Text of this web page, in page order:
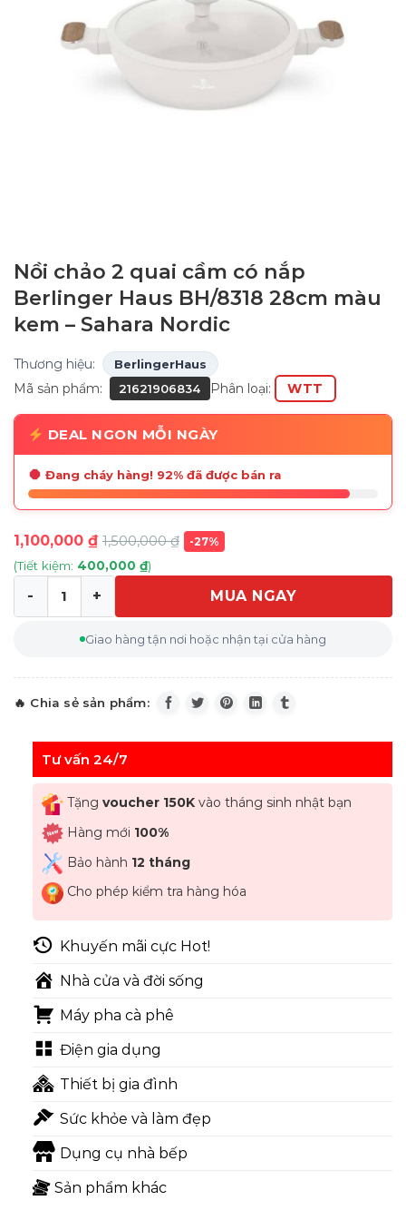
Nồi chảo 2 quai cầm có nắp
Berlinger Haus BH/8318 28cm màu
kem – Sahara Nordic
Thương hiệu: BerlingerHaus
Mã sản phẩm: 21621906834 Phân loại: WTT
DEAL NGON MỖI NGÀY
Đang cháy hàng! 92% đã được bán ra
1,100,000 ₫ 1,500,000₫ -27%
(Tiết kiệm: 400,000 ₫)
Nồi chảo 2 quai cầm có nắp Berlinger Haus BH/8318
MUA NGAY
Giao hàng tận nơi hoặc nhận tại cửa hàng
Tư vấn 24/7
Tặng voucher 150Kvào tháng sinh nhật bạn
Hàng mới 100%
Bảo hành 12 tháng
Cho phép kiểm tra hàng hóa
Khuyến mãi cực Hot!
Nhà cửa và đời sống
Máy pha cà phê
Điện gia dụng
Thiết bị gia đình
Sức khỏe và làm đẹp
Dụng cụ nhà bếp
Sản phẩm khác